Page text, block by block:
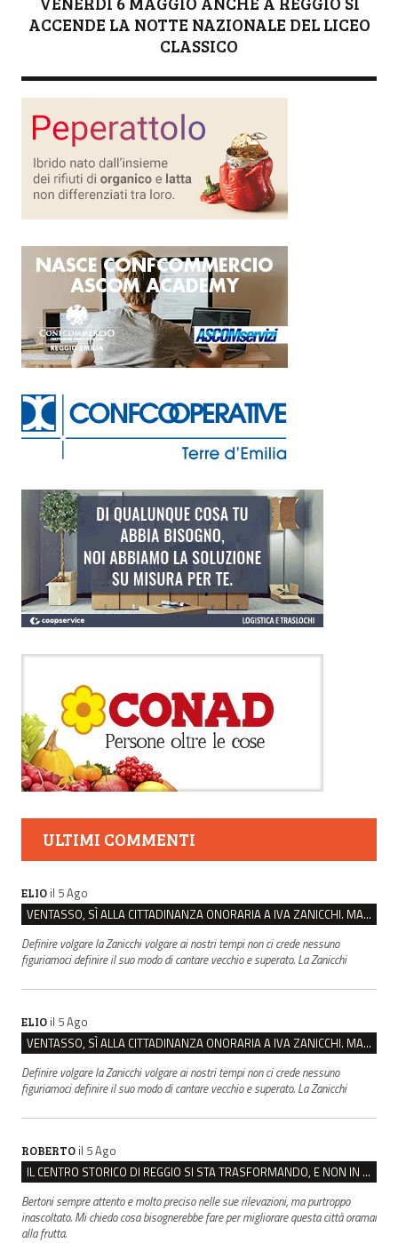
ACCENDE LA NOTTE NAZIONALE DEL LICEO
CLASSICO
ULTIMI COMMENTI
ELIO il 5 Ago
VENTASSO, SÌ ALLA CITTADINANZA ONORARIA A IVA ZANICCHI. MA BARGIACCHI: “È DI PESSIMO GUSTO”
Definire volgare la Zanicchi volgare ai nostri tempi non ci crede nessuno
figuriamoci definire il suo modo di cantare vecchio e superato. La Zanicchi
ELIO il 5 Ago
VENTASSO, SÌ ALLA CITTADINANZA ONORARIA A IVA ZANICCHI. MA BARGIACCHI: “È DI PESSIMO GUSTO”
Definire volgare la Zanicchi volgare ai nostri tempi non ci crede nessuno
figuriamoci definire il suo modo di cantare vecchio e superato. La Zanicchi
ROBERTO il 5 Ago
IL CENTRO STORICO DI REGGIO SI STA TRASFORMANDO, E NON IN MEGLIO
Bertoni sempre attento e molto preciso nelle sue rilevazioni, ma purtroppo
inascoltato. Mi chiedo cosa bisognerebbe fare per migliorare questa città oramai
alla frutta.